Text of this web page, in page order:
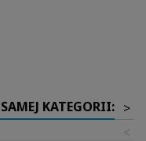
KATEGORII: >
<